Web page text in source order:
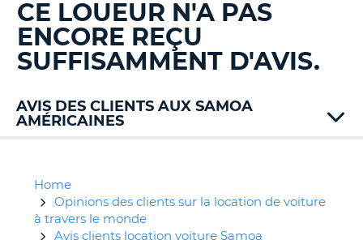
CE LOUEUR N'A PAS
ENCORE REÇU
SUFFISAMMENT D'AVIS.
AVIS DES CLIENTS AUX SAMOA
AMÉRICAINES
Home
Opinions des clients sur la location de voiture
à travers le monde
Avis clients location voiture Samoa